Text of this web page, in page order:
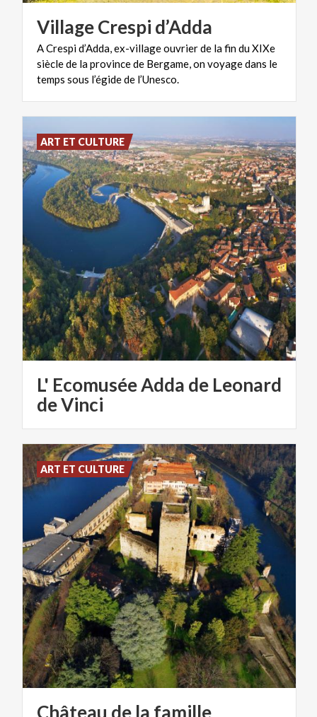
VillageCrespi d’Adda
A Crespi d’Adda, ex-village ouvrier de la fin du XIXe
siècle de la province de Bergame, on voyage dans le
temps sous l’égide de l’Unesco.
L' Ecomusée Adda de Leonard
de Vinci
ART ET CULTURE
Château de la famille
ART ET CULTURE